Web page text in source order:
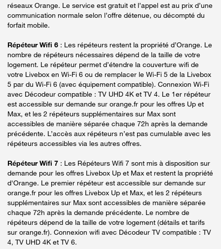
réseaux Orange. Le service est gratuit et l’appel est au prix d’une
communication normale selon l’offre détenue, ou décompté du
forfait mobile.
Répéteur Wifi 6 : Les répéteurs restent la propriété d’Orange. Le
nombre de répéteurs nécessaires dépend de la taille de votre
logement. Le répéteur permet d’étendre la couverture wifi de
votre Livebox en Wi-Fi 6 ou de remplacer le Wi-Fi 5 de la Livebox
5 par du Wi-Fi 6 (avec équipement compatible). Connexion Wi-Fi
avec Décodeur compatible : TV UHD 4K et TV 4. Le 1er répéteur
est accessible sur demande sur orange.fr pour les offres Up et
Max, et les 2 répéteurs supplémentaires sur Max sont
accessibles de manière séparée chaque 72h après la demande
précédente. L’accès aux répéteurs n’est pas cumulable avec les
répéteurs accessibles via les autres offres.
Répéteur Wifi 7 : Les Répéteurs Wifi 7 sont mis à disposition sur
demande pour les offres Livebox Up et Max et restent la propriété
d'Orange. Le premier répéteur est accessible sur demande sur
orange.fr pour les offres Livebox Up et Max, et les 2 répéteurs
supplémentaires sur Max sont accessibles de manière séparée
chaque 72h après la demande précédente. Le nombre de
répéteurs dépend de la taille de votre logement (détails et tarifs
sur orange.fr). Connexion wifi avec Décodeur TV compatible : TV
4, TV UHD 4K et TV 6.